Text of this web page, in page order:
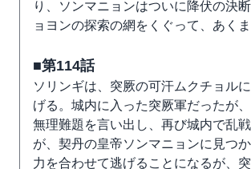
り、ソンマニョンはついに降伏の決
ョヨンの探索の網をくぐって、あく
■第114話
ソリンギは、突厥の可汗ムクチョル
げる。城内に入った突厥軍だったが
無理難題を言い出し、再び城内で乱
が、契丹の皇帝ソンマニョンに見つ
力を合わせて逃げることになるが、